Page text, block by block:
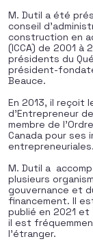
M. Dutil a été
conseil
construction en
(ICCA) de 2001 à
présidents du
président-
Beauce.
En 2013, il reçoit
d’Entrepreneur
membre de
Canada pour ses
entrepreneuriales.
M. Dutil a
plusieurs
gouvernance et
financement. Il
publié en 2021 et
il est
l’étranger.